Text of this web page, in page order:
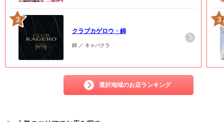
3
クラブカゲロウ・錦
錦 ／ キャバクラ
選択地域のお店ランキング
3